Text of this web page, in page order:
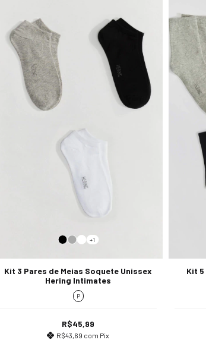
+1
Kit 3 Pares de Meias Soquete Unissex
Hering Intimates
P
R$45,99
R$43,69 com Pix
Kit 5